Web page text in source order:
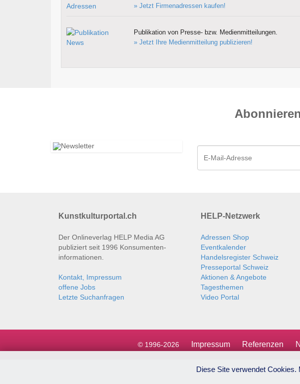
» Jetzt Firmenadressen kaufen!
Publikation von Presse- bzw. Medienmitteilungen.
» Jetzt Ihre Medienmitteilung publizieren!
Kunstkulturportal.ch
Der Onlineverlag HELP Media AG
publiziert seit 1996 Konsumenten­
informationen.
Kontakt, Impressum
offene Jobs
Letzte Suchanfragen
HELP-Netzwerk
Adressen Shop
Eventkalender
Handelsregister Schweiz
Presseportal Schweiz
Aktionen & Angebote
Tagesthemen
Video Portal
© 1996-2026 Impressum Referenzen
Diese Site verwendet